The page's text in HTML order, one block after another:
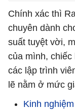
Chính xác thì
chuyên dành
suất tuyệt vời,
của mình,
các lập trình
lẽ nằm ở mức
Kinh